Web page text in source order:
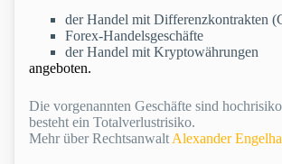
der Handel mit Differenzkontrakten
Forex-Handelsgeschäfte
der Handel mit Kryptowährungen
angeboten.
Die vorgenannten Geschäfte sind
besteht ein Totalverlustrisiko.
Mehr über Rechtsanwalt Alexander